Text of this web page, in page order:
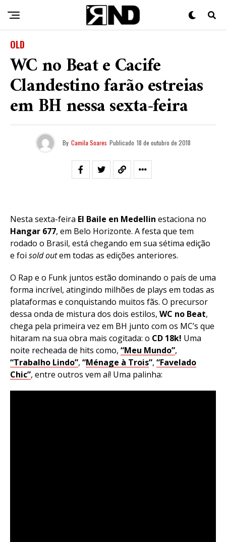
OLD
WC no Beat e Cacife
Clandestino farão estreias
em BH nessa sexta-feira
By Camila Soares Publicado 18 de outubro de 2018
Nesta sexta-feira El Baile en Medellin estaciona no
Hangar 677, em Belo Horizonte. A festa que tem
rodado o Brasil, está chegando em sua sétima edição
e foi sold outem todas as edições anteriores.
O Rap e o Funk juntos estão dominando o país de uma
forma incrível, atingindo milhões de plays em todas as
plataformas e conquistando muitos fãs. O precursor
dessa onda de mistura dos dois estilos, WC no Beat,
chega pela primeira vez em BH junto com os MC’s que
hitaram na sua obra mais cogitada: o CD 18k! Uma
noite recheada de hits como, “Meu Mundo”,
“Trabalho Lindo”, “Ménage à Trois”, “Favelado
Chic”, entre outros vem aí! Uma palinha: